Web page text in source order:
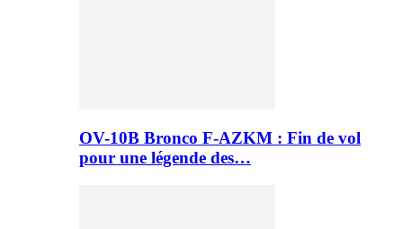
OV-10B Bronco F-AZKM : Fin de vol
pour une légende des…